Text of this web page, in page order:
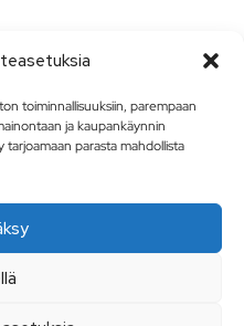
toiminnallisuuksiin, parempaan
ja kaupankäynnin
parasta mahdollista